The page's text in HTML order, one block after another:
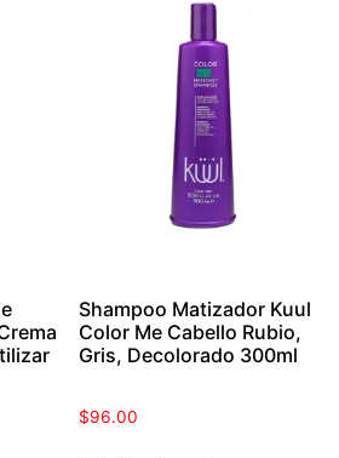
Shampoo Matizador Kuul
Color Me Cabello Rubio,
Gris, Decolorado 300ml
$96.00